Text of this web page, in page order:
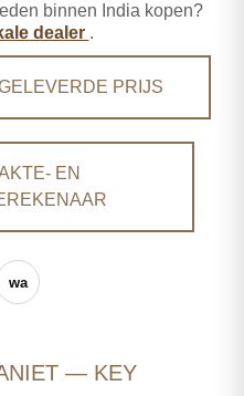
binnen India kopen?
dealer .
PRIJS
EN
— KEY